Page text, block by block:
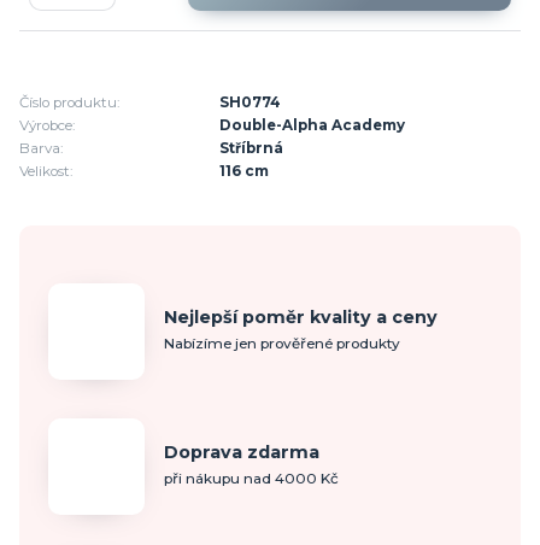
Číslo produktu:
SH0774
Výrobce:
Double-Alpha Academy
Barva:
Stříbrná
Velikost:
116 cm
Nejlepší poměr kvality a ceny
Nabízíme jen prověřené produkty
Doprava zdarma
při nákupu nad 4000 Kč